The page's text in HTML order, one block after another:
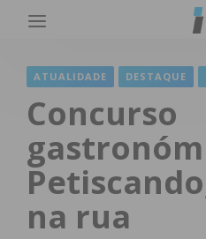
ATUALIDADE DESTAQUE
Concurso
na rua